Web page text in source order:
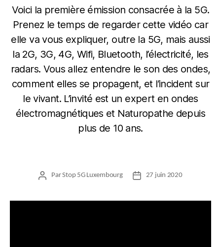
Voici la première émission consacrée à la 5G.
Prenez le temps de regarder cette vidéo car
elle va vous expliquer, outre la 5G, mais aussi
la 2G, 3G, 4G, Wifi, Bluetooth, l’électricité, les
radars. Vous allez entendre le son des ondes,
comment elles se propagent, et l’incident sur
le vivant. L’invité est un expert en ondes
électromagnétiques et Naturopathe depuis
plus de 10 ans.
Auteur
ParStop 5G Luxembourg
Date27 juin 2020